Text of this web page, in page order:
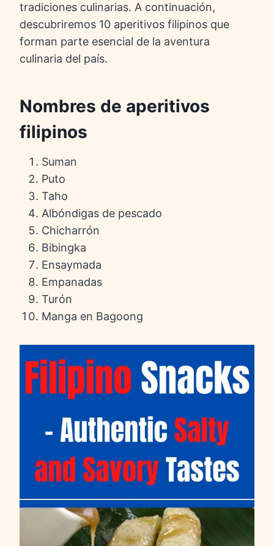
tradiciones culinarias. A continuación,
descubriremos 10 aperitivos filipinos que
forman parte esencial de la aventura
culinaria del país.
Nombres de aperitivos
filipinos
Suman
Puto
Taho
Albóndigas de pescado
Chicharrón
Bibingka
Ensaymada
Empanadas
Turón
Manga en Bagoong